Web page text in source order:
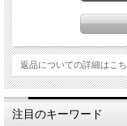
伝統の加工技
返品についての詳細はこ
注目のキーワード